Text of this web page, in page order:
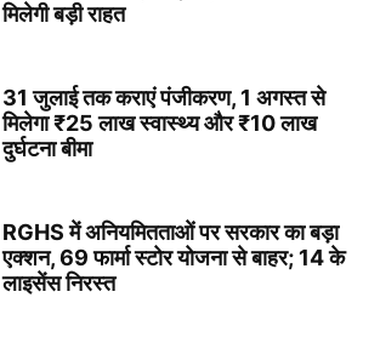
मिलेगी बड़ी राहत
31 जुलाई तक कराएं पंजीकरण, 1 अगस्त से
मिलेगा ₹25 लाख स्वास्थ्य और ₹10 लाख
दुर्घटना बीमा
RGHS में अनियमितताओं पर सरकार का बड़ा
एक्शन, 69 फार्मा स्टोर योजना से बाहर; 14 के
लाइसेंस निरस्त